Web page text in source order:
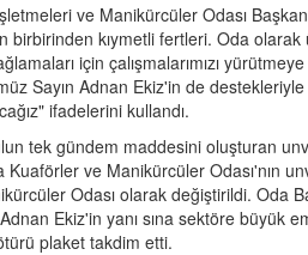
ve Manikürcüler Odası
kıymetli fertleri. Oda olarak
için çalışmalarımızı
Sayın Adnan Ekiz'in de
ifadelerini kullandı.
tek gündem maddesini oluşturan
ve Manikürcüler Odası'nın
Odası olarak değiştirildi. Oda
Ekiz'in yanı sına sektöre büyük
plaket takdim etti.